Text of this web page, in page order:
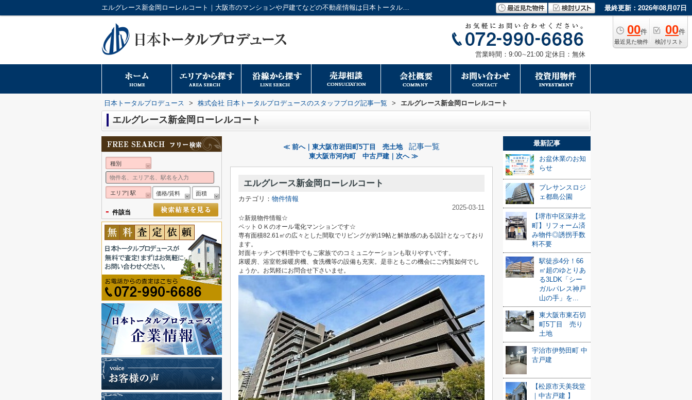
エルグレース新金岡ローレルコート｜大阪市のマンションや戸建てなどの不動産情報は日本トータルプロデュースへ 最終更新：2026年08月07日
00件
最近見た物件
00件
検討リスト
営業時間：9:00∼21:00 定休日：無休
日本トータルプロデュース > 株式会社 日本トータルプロデュースのスタッフブログ記事一覧 > エルグレース新金岡ローレルコート
エルグレース新金岡ローレルコート
≪ 前へ｜東大阪市岩田町5丁目 売土地 記事一覧
東大阪市河内町 中古戸建｜次へ ≫
エルグレース新金岡ローレルコート
カテゴリ： 物件情報
2025-03-11
☆新規物件情報☆
ペットＯＫのオール電化マンションです☆
専有面積82.61㎡の広々とした間取でリビングが約19帖と解放感のある設計となっており
ます。
対面キッチンで料理中でもご家族でのコミュニケーションも取りやすいです。
床暖房、浴室乾燥暖房機、食洗機等の設備も充実。是非ともこの機会にご内覧如何でし
ょうか。お気軽にお問合せ下さいませ。
最新記事
お盆休業のお知
らせ
プレサンスロジ
ェ都島公園
【堺市中区深井北
町】リフォーム済
み物件◎誘拐手数
料不要
駅徒歩4分！66
㎡超のゆとりあ
る3LDK「シー
ガルパレス神戸
山の手」を...
東大阪市東石切
町5丁目 売り
土地
宇治市伊勢田町 中
古戸建
【松原市天美我堂
｜中古戸建 】
種別
エリア| 駅 価格/賃料 面積
- 件該当